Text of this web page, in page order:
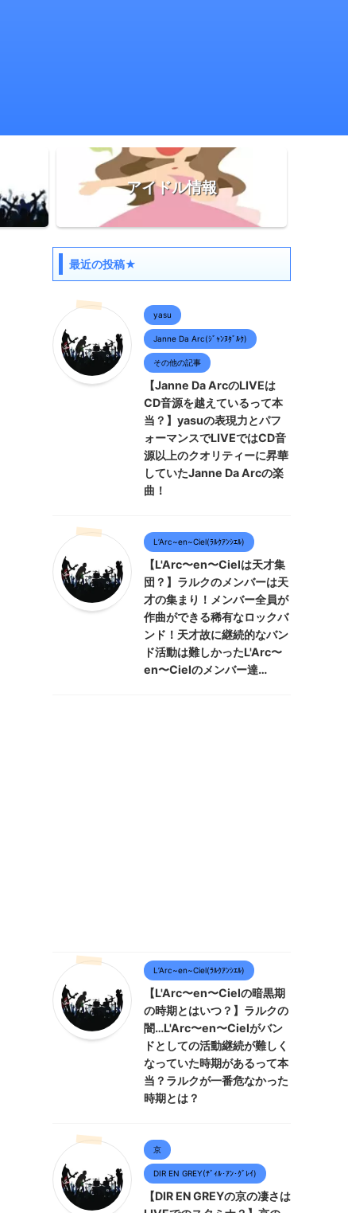
アイドル情報
最近の投稿★
yasu
Janne Da Arc(ｼﾞｬﾝﾇﾀﾞﾙｸ)
その他の記事
【Janne Da ArcのLIVEは
CD音源を越えているって本
当？】yasuの表現力とパフ
ォーマンスでLIVEではCD音
源以上のクオリティーに昇華
していたJanne Da Arcの楽
曲！
L’Arc~en~Ciel(ﾗﾙｸｱﾝｼｴﾙ)
【L'Arc〜en〜Cielは天才集
団？】ラルクのメンバーは天
才の集まり！メンバー全員が
作曲ができる稀有なロックバ
ンド！天才故に継続的なバン
ド活動は難しかったL'Arc〜
en〜Cielのメンバー達…
L’Arc~en~Ciel(ﾗﾙｸｱﾝｼｴﾙ)
【L'Arc〜en〜Cielの暗黒期
の時期とはいつ？】ラルクの
闇…L'Arc〜en〜Cielがバン
ドとしての活動継続が難しく
なっていた時期があるって本
当？ラルクが一番危なかった
時期とは？
京
DIR EN GREY(ﾃﾞｨﾙ･ｱﾝ･ｸﾞﾚｲ)
【DIR EN GREYの京の凄さは